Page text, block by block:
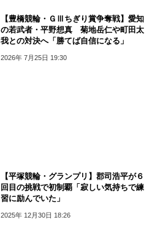
【豊橋競輪・ＧⅢちぎり賞争奪戦】愛知
の若武者・平野想真 菊地岳仁や町田太
我との対決へ「勝てば自信になる」
2026年 7月25日 19:30
【平塚競輪・グランプリ】郡司浩平が６
回目の挑戦で初制覇「寂しい気持ちで練
習に励んでいた」
2025年 12月30日 18:26